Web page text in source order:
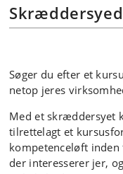
Søger du efter et
netop jeres
Med et skræddersyet
tilrettelagt et
kompetenceløft
der interesserer jer,